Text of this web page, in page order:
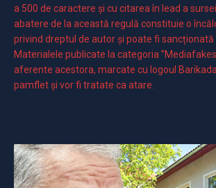
a 500 de caractere şi cu citarea în lead a
abatere de la această regulă constituie o
privind dreptul de autor și poate fi sancționată
Materialele publicate la categoria
aferente acestora, marcate cu logoul
pamflet și vor fi tratate ca atare.